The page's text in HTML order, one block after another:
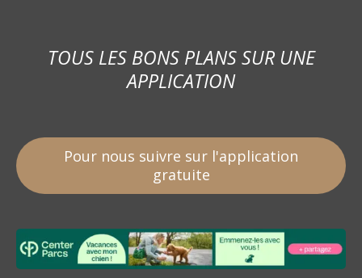
TOUS LES BONS PLANS SUR UNE
APPLICATION
Pour nous suivre sur l'application
gratuite